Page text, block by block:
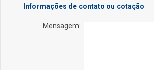
Informações de contato ou cotação
Mensagem: